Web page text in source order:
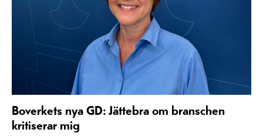
Boverkets nya GD: Jättebra om branschen
kritiserar mig